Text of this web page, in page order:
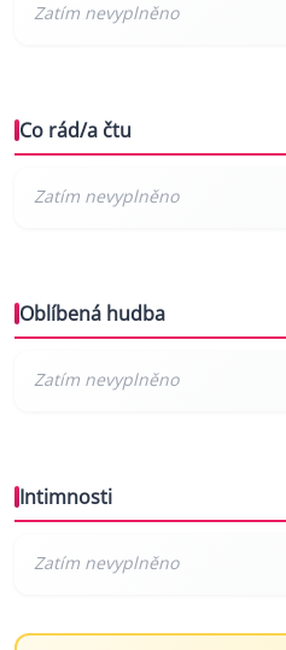
Co rád/a čtu
Oblíbená hudba
Intimnosti